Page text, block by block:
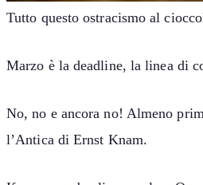
Tutto questo ostracismo al
Marzo è la deadline, la linea di
No, no e ancora no! Almeno
l’Antica di Ernst Knam.